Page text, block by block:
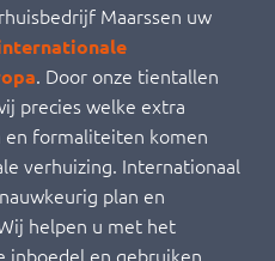
Maarssen uw
. Door onze tientallen
precies welke extra
formaliteiten komen
verhuizing. Internationaal
plan en
helpen u met het
inboedel en gebruiken